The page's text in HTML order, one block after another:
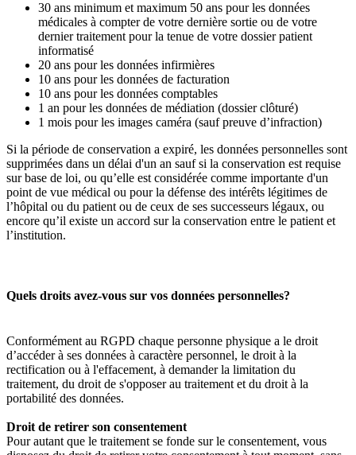
30 ans minimum et maximum 50 ans pour les données
médicales à compter de votre dernière sortie ou de votre
dernier traitement pour la tenue de votre dossier patient
informatisé
20 ans pour les données infirmières
10 ans pour les données de facturation
10 ans pour les données comptables
1 an pour les données de médiation (dossier clôturé)
1 mois pour les images caméra (sauf preuve d’infraction)
Si la période de conservation a expiré, les données personnelles sont
supprimées dans un délai d'un an sauf si la conservation est requise
sur base de loi, ou qu’elle est considérée comme importante d'un
point de vue médical ou pour la défense des intérêts légitimes de
l’hôpital ou du patient ou de ceux de ses successeurs légaux, ou
encore qu’il existe un accord sur la conservation entre le patient et
l’institution.
Quels droits avez-vous sur vos données personnelles?
Conformément au RGPD chaque personne physique a le droit
d’accéder à ses données à caractère personnel, le droit à la
rectification ou à l'effacement, à demander la limitation du
traitement, du droit de s'opposer au traitement et du droit à la
portabilité des données.
Droit de retirer son consentement
Pour autant que le traitement se fonde sur le consentement, vous